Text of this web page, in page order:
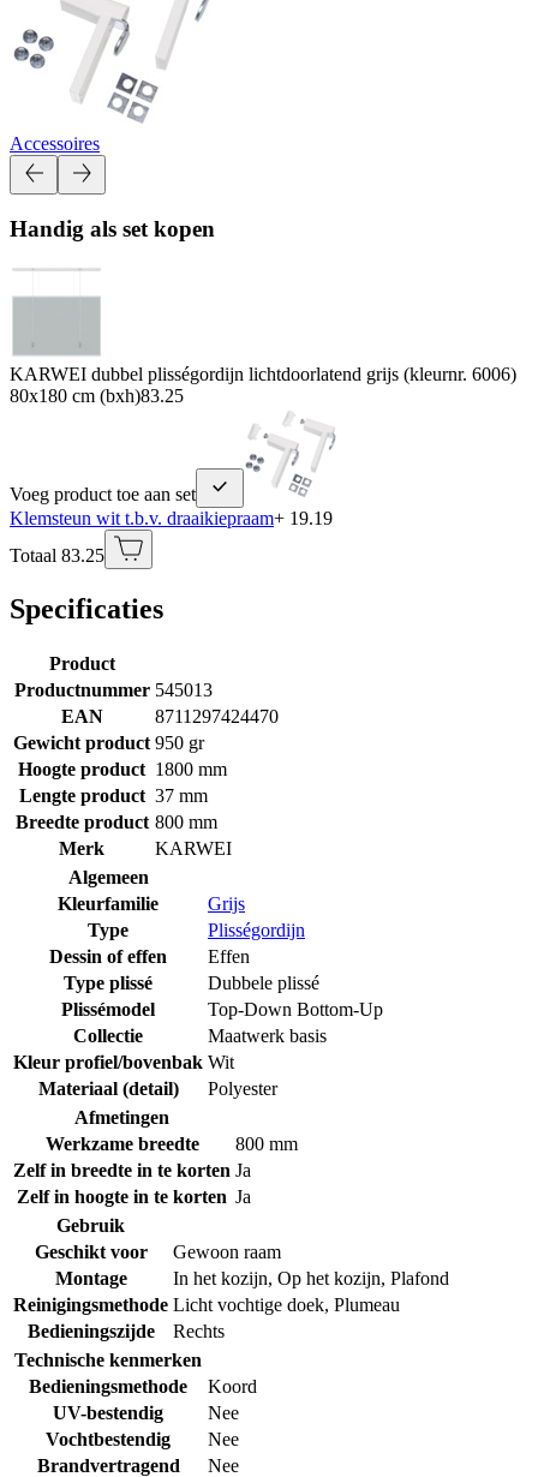
Accessoires
Handig als set kopen
KARWEI dubbel plisségordijn lichtdoorlatend grijs (kleurnr. 6006)
80x180 cm (bxh)83.25
Voeg product toe aan set
Klemsteun wit t.b.v. draaikiepraam+ 19.19
Totaal 83.25
Specificaties
Product
Productnummer 545013
EAN
8711297424470
Gewicht product 950 gr
Hoogte product 1800 mm
Lengte product 37 mm
Breedte product 800 mm
Merk
KARWEI
Algemeen
Kleurfamilie
Grijs
Type
Plisségordijn
Dessin of effen
Effen
Type plissé
Dubbele plissé
Plissémodel
Top-Down Bottom-Up
Collectie
Maatwerk basis
Kleur profiel/bovenbak Wit
Materiaal (detail)
Polyester
Afmetingen
Werkzame breedte
800 mm
Zelf in breedte in te korten Ja
Zelf in hoogte in te korten Ja
Gebruik
Geschikt voor
Gewoon raam
Montage
In het kozijn, Op het kozijn, Plafond
Reinigingsmethode Licht vochtige doek, Plumeau
Bedieningszijde
Rechts
Technische kenmerken
Bedieningsmethode
Koord
UV-bestendig
Nee
Vochtbestendig
Nee
Brandvertragend
Nee